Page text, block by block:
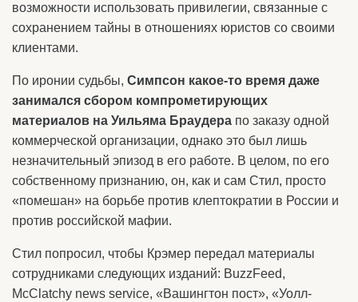
возможности использовать привилегии, связанные с
сохранением тайны в отношениях юристов со своими
клиентами.
По иронии судьбы, Симпсон какое-то время даже
занимался сбором компрометирующих
материалов на Уильяма Браудера по заказу одной
коммерческой организации, однако это был лишь
незначительный эпизод в его работе. В целом, по его
собственному признанию, он, как и сам Стил, просто
«помешан» на борьбе против клептократии в России и
против российской мафии.
Стил попросил, чтобы Крэмер передал материалы
сотрудниками следующих изданий: BuzzFeed,
McClatchy news service, «Вашингтон пост», «Уолл-